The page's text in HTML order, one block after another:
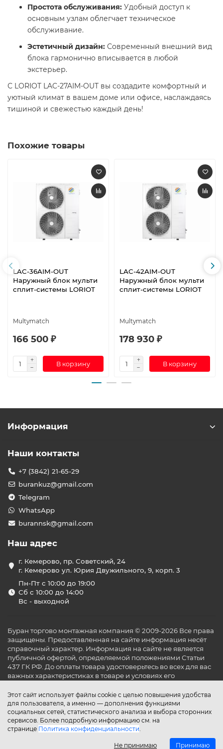
Простота обслуживания: Удобный доступ к
основным узлам облегчает техническое
обслуживание.​
Эстетичный дизайн: Современный внешний вид
блока гармонично вписывается в любой
экстерьер.​
С LORIOT LAC-27AIM-OUT вы создадите комфортный и
уютный климат в вашем доме или офисе, наслаждаясь
тишиной и свежестью каждый день! ​
Похожие товары
LAC-36AIM-OUT
Наружный блок мульти
сплит-системы LORIOT
Multymatch
166 500 ₽
В корзину
LAC-42AIM-OUT
Наружный блок мульти
сплит-системы LORIOT
Multymatch
178 930 ₽
В корзину
Этот сайт использует файлы cookie с целью повышения удобства
для пользователя, а именно — дополнения функциями
социальных сетей, статистического анализа и выбора сторонних
сервисов. Более подробную информацию см. на
странице Политика конфиденциальности.
Не принимаю Принимаю
Информация
Наши контакты
+7 (3842) 21-65-29
burankuz@gmail.com
Telegram
WhatsApp
burannsk@gmail.com
Наш адрес
г. Кемерово, пр. Советский, 24
г. Кемерово ул. Юрия Двужильного, 9, корп. 3
Пн-Пт с 10:00 до 19:00
Сб с 10:00 до 14:00
Вс - выходной
Буран торгово монтажная компания © 2009-2026 Все права
защищены. Предоставленная на сайте информация несёт
справочный характер. Информация на сайте не является
публичной офертой, определяемой положениями Статьи
437 ГК РФ. До оплаты товара удостоверьтесь во всех для вас
важных характеристиках в товаре и условиях его